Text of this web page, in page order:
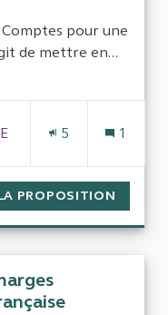
pour une
de mettre en...
: Éducation & culture
5 1
PROPOSITION